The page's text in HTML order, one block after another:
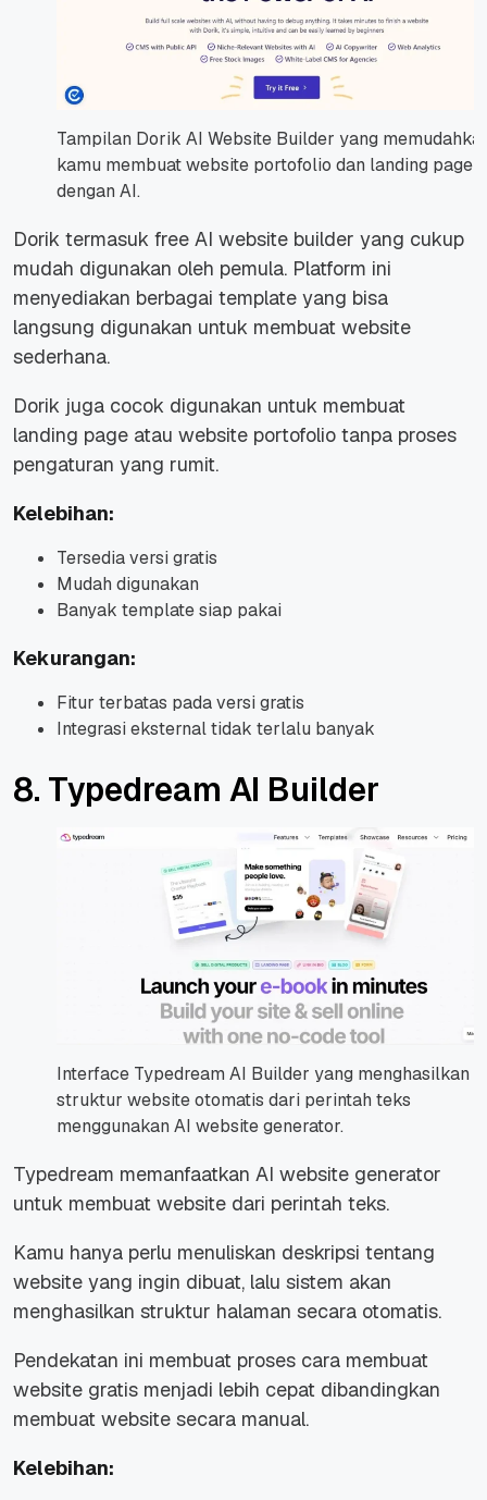
Tampilan Dorik AI Website Builder yang
kamu membuat website portofolio dan landing page
dengan AI.
Dorik termasuk free AI website builder yang cukup
mudah digunakan oleh pemula. Platform ini
menyediakan berbagai template yang bisa
langsung digunakan untuk membuat website
sederhana.
Dorik juga cocok digunakan untuk membuat
landing page atau website portofolio tanpa proses
pengaturan yang rumit.
Kelebihan:
Tersedia versi gratis
Mudah digunakan
Banyak template siap pakai
Kekurangan:
Fitur terbatas pada versi gratis
Integrasi eksternal tidak terlalu banyak
8. Typedream AI Builder
Interface Typedream AI Builder yang menghasilkan
struktur website otomatis dari perintah teks
menggunakan AI website generator.
Typedream memanfaatkan AI website generator
untuk membuat website dari perintah teks.
Kamu hanya perlu menuliskan deskripsi tentang
website yang ingin dibuat, lalu sistem akan
menghasilkan struktur halaman secara otomatis.
Pendekatan ini membuat proses cara membuat
website gratis menjadi lebih cepat dibandingkan
membuat website secara manual.
Kelebihan: